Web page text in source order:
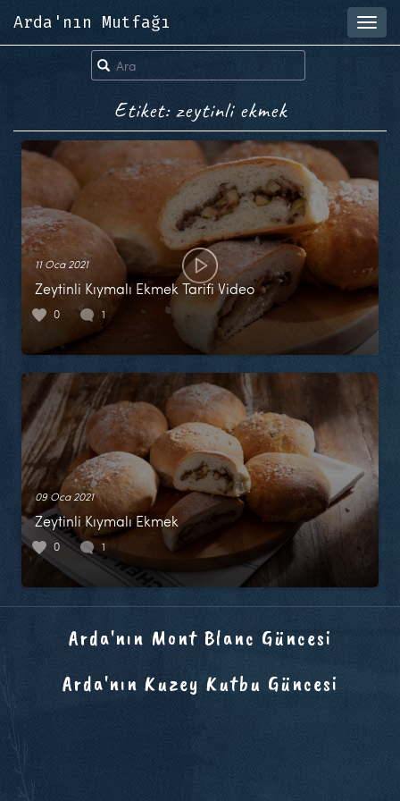
Arda'nın Mutfağı
Etiket: zeytinli ekmek
11 Oca 2021
Zeytinli Kıymalı Ekmek Tarifi Video
0 1
09 Oca 2021
Zeytinli Kıymalı Ekmek
0 1
Arda'nın Mont Blanc Güncesi
Arda'nın Kuzey Kutbu Güncesi